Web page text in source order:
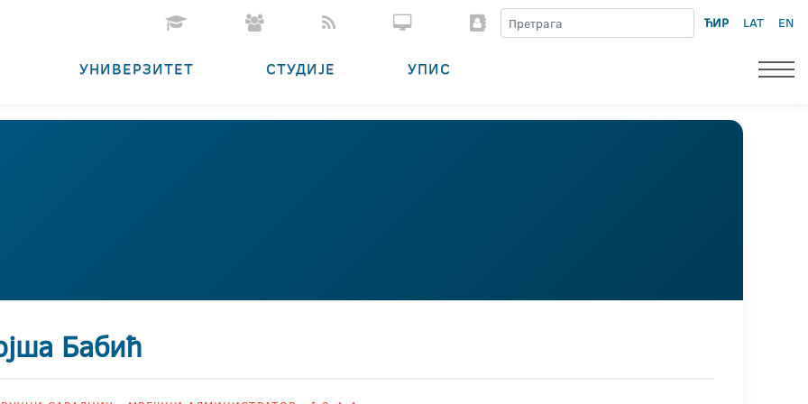
ЋИР LAT EN
УНИВЕРЗИТЕТ СТУДИЈЕ УПИС
Бабић